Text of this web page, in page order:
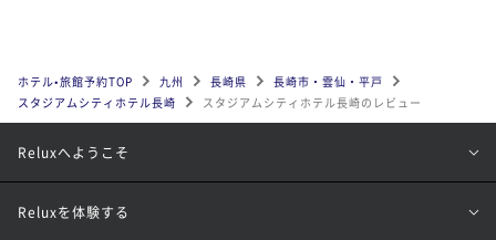
ホテル•旅館予約TOP 九州 長崎県
長崎市・雲仙・平戸
スタジアムシティホテル長崎
スタジアムシティホテル長崎のレビュー
Reluxへようこそ
Reluxを体験する